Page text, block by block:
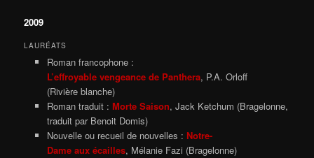
2009
LAURÉATS
Roman francophone :
L’effroyable vengeance de Panthera, P.A. Orloff
(Rivière blanche)
Roman traduit : Morte Saison, Jack Ketchum (Bragelonne,
traduit par Benoit Domis)
Nouvelle ou recueil de nouvelles : Notre-
Dame aux écailles, Mélanie Fazi (Bragelonne)